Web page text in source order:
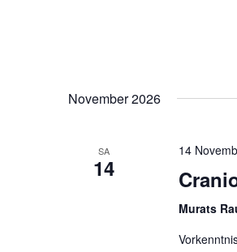
November 2026
SA
14
14
Murats